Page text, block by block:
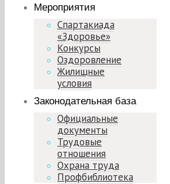
Мероприятия
Спартакиада
«Здоровье»
Конкурсы
Оздоровление
Жилищные
условия
Законодательная база
Официальные
документы
Трудовые
отношения
Охрана труда
Профбиблиотека